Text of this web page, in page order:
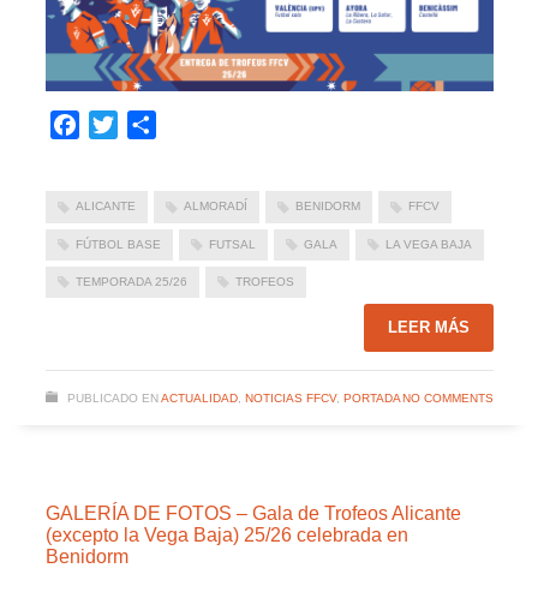
Facebook
Twitter
ALICANTE ALMORADÍ BENIDORM FFCV
FÚTBOL BASE FUTSAL GALA LA VEGA BAJA
TEMPORADA 25/26 TROFEOS
LEER MÁS
PUBLICADO EN ACTUALIDAD, NOTICIAS FFCV, PORTADA NO COMMENTS
GALERÍA DE FOTOS – Gala de Trofeos Alicante
(excepto la Vega Baja) 25/26 celebrada en
Benidorm